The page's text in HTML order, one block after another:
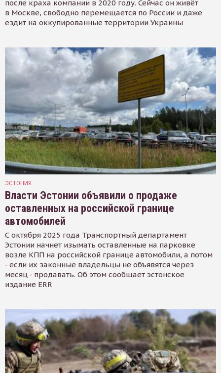
после краха компании в 2020 году. Сейчас он живёт
в Москве, свободно перемещается по России и даже
ездит на оккупированные территории Украины
ЭСТОНИЯ
Власти Эстонии объявили о продаже
оставленных на российской границе
автомобилей
С октября 2025 года Транспортный департамент
Эстонии начнет изымать оставленные на парковке
возле КПП на российской границе автомобили, а потом
- если их законные владельцы не объявятся через
месяц - продавать. Об этом сообщает эстонское
издание ERR